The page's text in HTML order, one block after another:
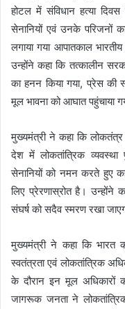
होटल में संविधान हत्या
सेनानियों एवं उनके
लगाया गया आपातकाल
उन्होंने कहा कि तत्कालीन
का हनन किया गया, प्रेस की
मूल भावना को आघात पहुंचाया
मुख्यमंत्री ने कहा कि
देश में लोकतांत्रिक व्यवस्था
सेनानियों को नमन करते हुए
लिए प्रेरणास्रोत है। उन्होंने
संघर्ष को सदैव स्मरण रखा
मुख्यमंत्री ने कहा कि भारत
स्वतंत्रता एवं लोकतांत्रिक
के दौरान इन मूल अधिकारों
जागरूक जनता ने